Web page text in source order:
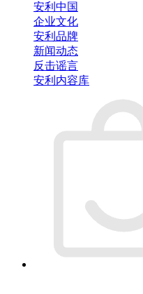
安利中国
企业文化
安利品牌
新闻动态
反击谣言
安利内容库